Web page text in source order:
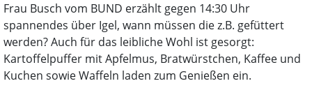
Frau Busch vom BUND erzählt gegen 14:30 Uhr
spannendes über Igel, wann müssen die z.B. gefüttert
werden? Auch für das leibliche Wohl ist gesorgt:
Kartoffelpuffer mit Apfelmus, Bratwürstchen, Kaffee und
Kuchen sowie Waffeln laden zum Genießen ein.